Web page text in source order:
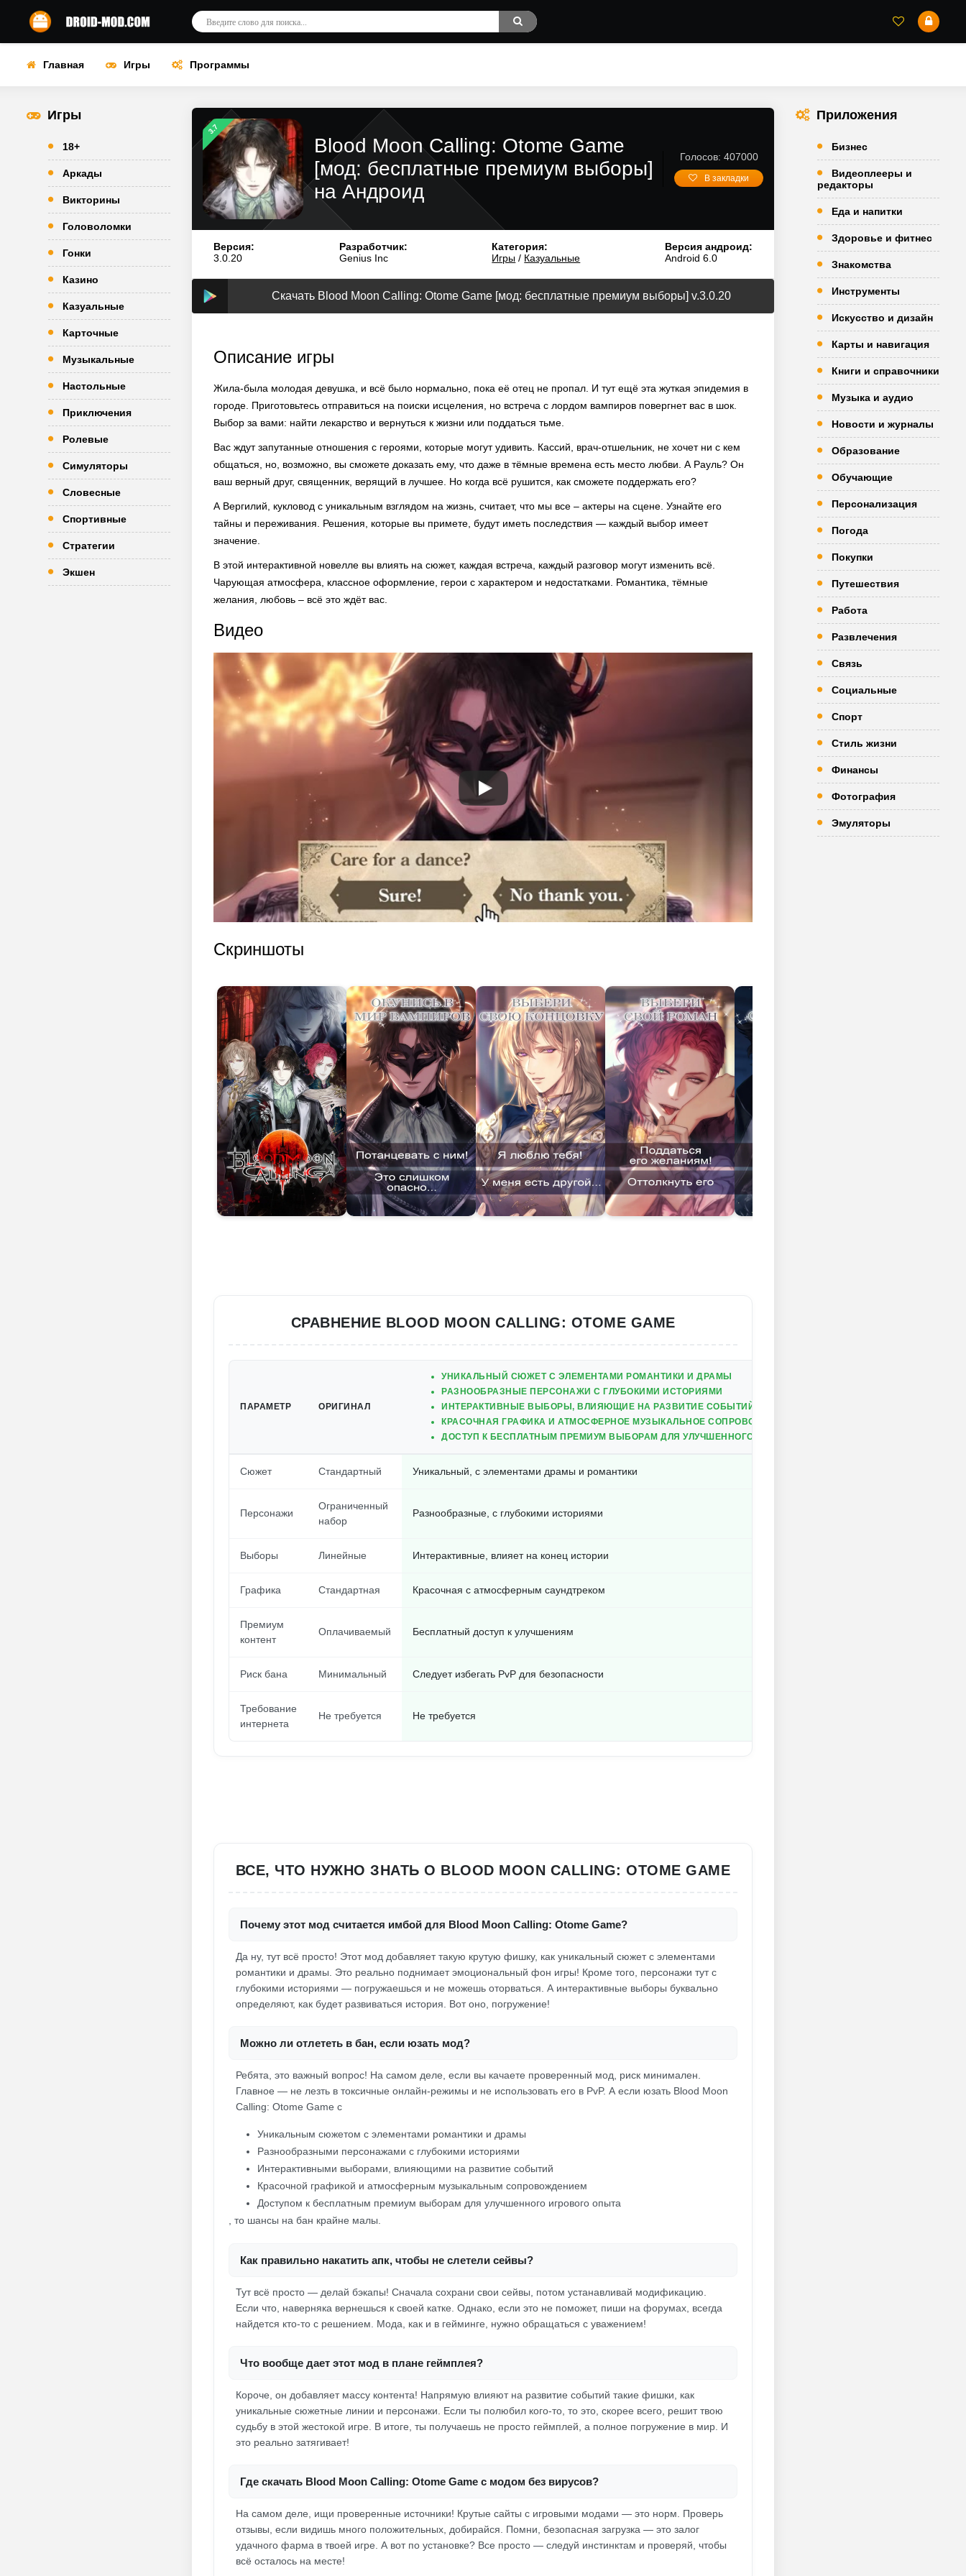
Главная Игры Программы
Игры
18+
Аркады
Викторины
Головоломки
Гонки
Казино
Казуальные
Карточные
Музыкальные
Настольные
Приключения
Ролевые
Симуляторы
Словесные
Спортивные
Стратегии
Экшен
3.7
Blood Moon Calling: Otome Game
[мод: бесплатные премиум выборы]
на Андроид
Голосов: 407000
В закладки
Версия:
3.0.20
Разработчик:
Genius Inc
Категория:
Игры / Казуальные
Версия андроид:
Android 6.0
Скачать Blood Moon Calling: Otome Game [мод: бесплатные премиум выборы] v.3.0.20
Описание игры
Жила-была молодая девушка, и всё было нормально, пока её отец не пропал. И тут ещё эта жуткая эпидемия в
городе. Приготовьтесь отправиться на поиски исцеления, но встреча с лордом вампиров повергнет вас в шок.
Выбор за вами: найти лекарство и вернуться к жизни или поддаться тьме.
Вас ждут запутанные отношения с героями, которые могут удивить. Кассий, врач-отшельник, не хочет ни с кем
общаться, но, возможно, вы сможете доказать ему, что даже в тёмные времена есть место любви. А Рауль? Он
ваш верный друг, священник, верящий в лучшее. Но когда всё рушится, как сможете поддержать его?
А Вергилий, кукловод с уникальным взглядом на жизнь, считает, что мы все – актеры на сцене. Узнайте его
тайны и переживания. Решения, которые вы примете, будут иметь последствия — каждый выбор имеет
значение.
В этой интерактивной новелле вы влиять на сюжет, каждая встреча, каждый разговор могут изменить всё.
Чарующая атмосфера, классное оформление, герои с характером и недостатками. Романтика, тёмные
желания, любовь – всё это ждёт вас.
Видео
Скриншоты
СРАВНЕНИЕ BLOOD MOON CALLING: OTOME GAME
ПАРАМЕТР ОРИГИНАЛ
УНИКАЛЬНЫЙ СЮЖЕТ С ЭЛЕМЕНТАМИ РОМАНТИКИ И ДРАМЫ
РАЗНООБРАЗНЫЕ ПЕРСОНАЖИ С ГЛУБОКИМИ ИСТОРИЯМИ
ИНТЕРАКТИВНЫЕ ВЫБОРЫ, ВЛИЯЮЩИЕ НА РАЗВИТИЕ СОБЫТИЙ
КРАСОЧНАЯ ГРАФИКА И АТМОСФЕРНОЕ МУЗЫКАЛЬНОЕ СОПРОВОЖДЕНИЕ
ДОСТУП К БЕСПЛАТНЫМ ПРЕМИУМ ВЫБОРАМ ДЛЯ УЛУЧШЕННОГО ИГРОВОГО ОПЫТА
Сюжет Стандартный Уникальный, с элементами драмы и романтики
Персонажи
Ограниченный
набор
Разнообразные, с глубокими историями
Выборы Линейные Интерактивные, влияет на конец истории
Графика Стандартная Красочная с атмосферным саундтреком
Премиум
контент
Оплачиваемый Бесплатный доступ к улучшениям
Риск бана Минимальный Следует избегать PvP для безопасности
Требование
интернета
Не требуется Не требуется
ВСЕ, ЧТО НУЖНО ЗНАТЬ О BLOOD MOON CALLING: OTOME GAME
Почему этот мод считается имбой для Blood Moon Calling: Otome Game?
Да ну, тут всё просто! Этот мод добавляет такую крутую фишку, как уникальный сюжет с элементами
романтики и драмы. Это реально поднимает эмоциональный фон игры! Кроме того, персонажи тут с
глубокими историями — погружаешься и не можешь оторваться. А интерактивные выборы буквально
определяют, как будет развиваться история. Вот оно, погружение!
Можно ли отлететь в бан, если юзать мод?
Ребята, это важный вопрос! На самом деле, если вы качаете проверенный мод, риск минимален.
Главное — не лезть в токсичные онлайн-режимы и не использовать его в PvP. А если юзать Blood Moon
Calling: Otome Game с
Уникальным сюжетом с элементами романтики и драмы
Разнообразными персонажами с глубокими историями
Интерактивными выборами, влияющими на развитие событий
Красочной графикой и атмосферным музыкальным сопровождением
Доступом к бесплатным премиум выборам для улучшенного игрового опыта
, то шансы на бан крайне малы.
Как правильно накатить апк, чтобы не слетели сейвы?
Тут всё просто — делай бэкапы! Сначала сохрани свои сейвы, потом устанавливай модификацию.
Если что, наверняка вернешься к своей катке. Однако, если это не поможет, пиши на форумах, всегда
найдется кто-то с решением. Мода, как и в гейминге, нужно обращаться с уважением!
Что вообще дает этот мод в плане геймплея?
Короче, он добавляет массу контента! Напрямую влияют на развитие событий такие фишки, как
уникальные сюжетные линии и персонажи. Если ты полюбил кого-то, то это, скорее всего, решит твою
судьбу в этой жестокой игре. В итоге, ты получаешь не просто геймплей, а полное погружение в мир. И
это реально затягивает!
Где скачать Blood Moon Calling: Otome Game с модом без вирусов?
На самом деле, ищи проверенные источники! Крутые сайты с игровыми модами — это норм. Проверь
отзывы, если видишь много положительных, добирайся. Помни, безопасная загрузка — это залог
удачного фарма в твоей игре. А вот по установке? Все просто — следуй инстинктам и проверяй, чтобы
всё осталось на месте!
Приложения
Бизнес
Видеоплееры и
редакторы
Еда и напитки
Здоровье и фитнес
Знакомства
Инструменты
Искусство и дизайн
Карты и навигация
Книги и справочники
Музыка и аудио
Новости и журналы
Образование
Обучающие
Персонализация
Погода
Покупки
Путешествия
Работа
Развлечения
Связь
Социальные
Спорт
Стиль жизни
Финансы
Фотография
Эмуляторы